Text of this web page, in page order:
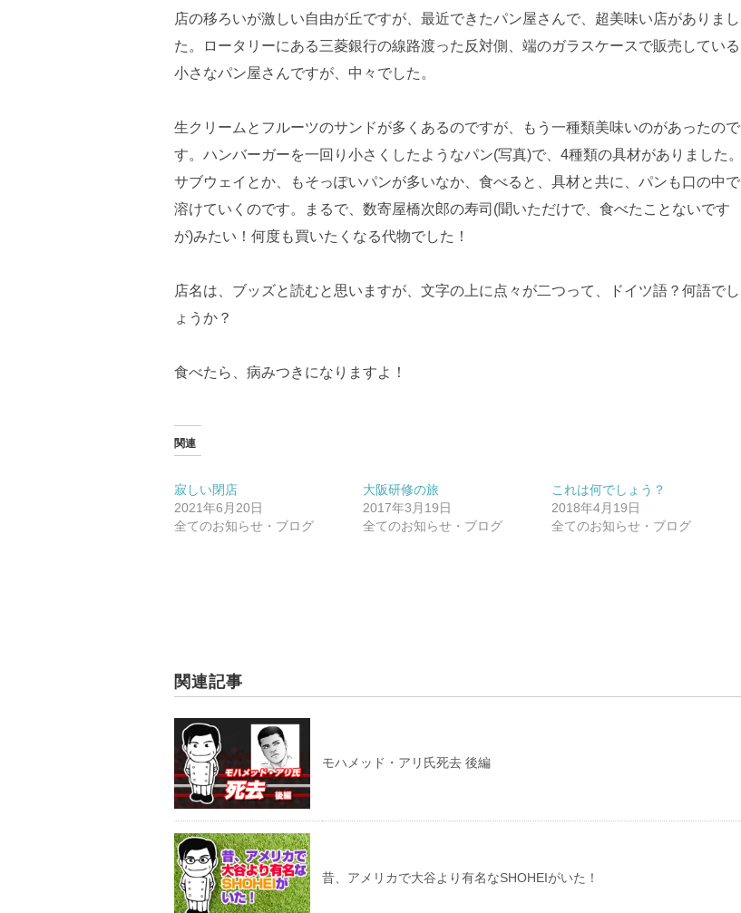
店の移ろいが激しい自由が丘ですが、最近できたパン屋さんで、超美味い店がありまし
た。ロータリーにある三菱銀行の線路渡った反対側、端のガラスケースで販売している
小さなパン屋さんですが、中々でした。
生クリームとフルーツのサンドが多くあるのですが、もう一種類美味いのがあったので
す。ハンバーガーを一回り小さくしたようなパン(写真)で、4種類の具材がありました。
サブウェイとか、もそっぽいパンが多いなか、食べると、具材と共に、パンも口の中で
溶けていくのです。まるで、数寄屋橋次郎の寿司(聞いただけで、食べたことないです
が)みたい！何度も買いたくなる代物でした！
店名は、ブッズと読むと思いますが、文字の上に点々が二つって、ドイツ語？何語でし
ょうか？
食べたら、病みつきになりますよ！
関連
寂しい閉店
2021年6月20日
全てのお知らせ・ブログ
大阪研修の旅
2017年3月19日
全てのお知らせ・ブログ
これは何でしょう？
2018年4月19日
全てのお知らせ・ブログ
関連記事
モハメッド・アリ氏死去 後編
昔、アメリカで大谷より有名なSHOHEIがいた！